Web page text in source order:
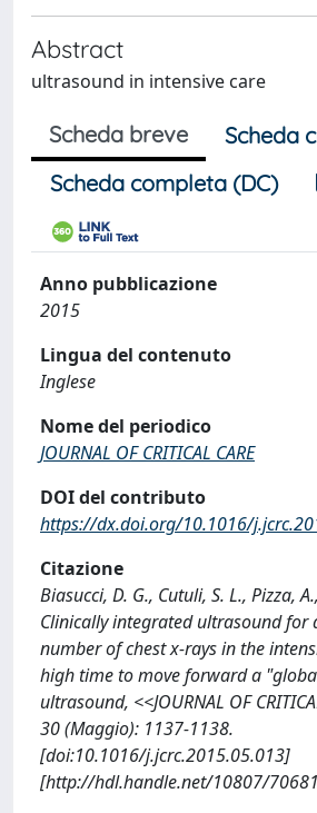
Abstract
ultrasound in intensive care
Scheda breve
Scheda
Scheda completa (DC)
Anno pubblicazione
2015
Lingua del contenuto
Inglese
Nome del periodico
JOURNAL OF CRITICAL CARE
DOI del contributo
https://dx.doi.org/10.1016/
Citazione
Biasucci, D. G., Cutuli, S. L., Pizza,
Clinically integrated ultrasound for
number of chest x-rays in the
high time to move forward a
ultrasound, <<JOURNAL OF
30 (Maggio): 1137-1138.
[doi:10.1016/j.jcrc.2015.05.013]
[http://hdl.handle.net/10807/